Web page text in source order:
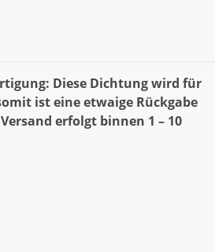
Diese Dichtung wird für
ist eine etwaige Rückgabe
erfolgt binnen 1 – 10